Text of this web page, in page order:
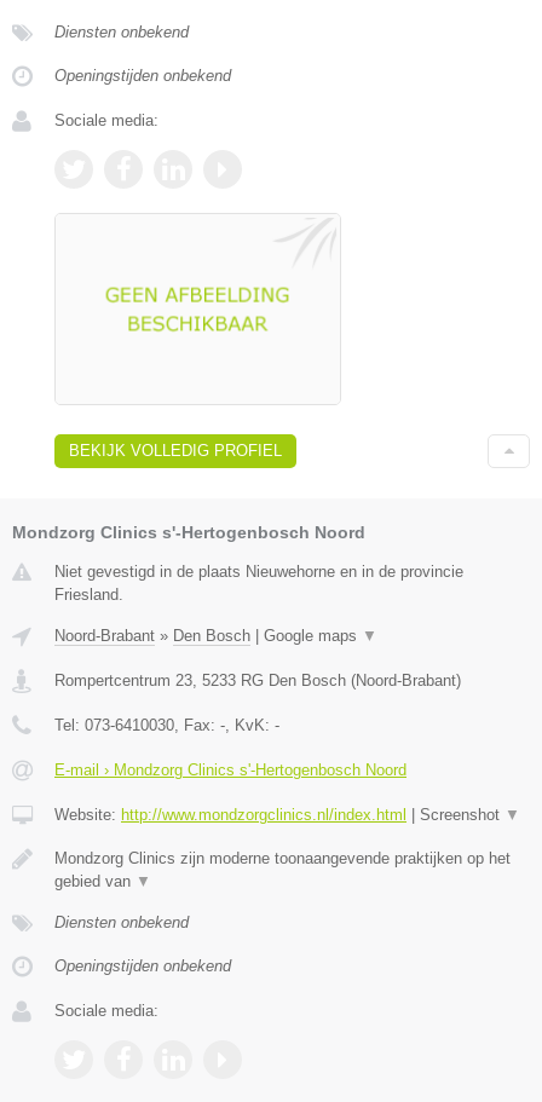
Diensten onbekend
Openingstijden onbekend
Sociale media:
BEKIJK VOLLEDIG PROFIEL
Mondzorg Clinics s'-Hertogenbosch Noord
Niet gevestigd in de plaats Nieuwehorne en in de provincie
Friesland.
Noord-Brabant » Den Bosch Google maps ▼
Rompertcentrum 23 5233 RG Den Bosch (Noord-Brabant)
Tel: 073-6410030 , Fax: - , KvK: -
E-mail › Mondzorg Clinics s'-Hertogenbosch Noord
Website: http://www.mondzorgclinics.nl/index.html Screenshot ▼
Mondzorg Clinics zijn moderne toonaangevende praktijken op het
gebied van ▼
Diensten onbekend
Openingstijden onbekend
Sociale media: